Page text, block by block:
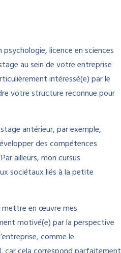
licence en sciences
au sein de votre entreprise
intéressé(e) par le
votre structure reconnue pour
antérieur, par exemple,
des compétences
ailleurs, mon cursus
sociétaux liés à la petite
en œuvre mes
motivé(e) par la perspective
comme le